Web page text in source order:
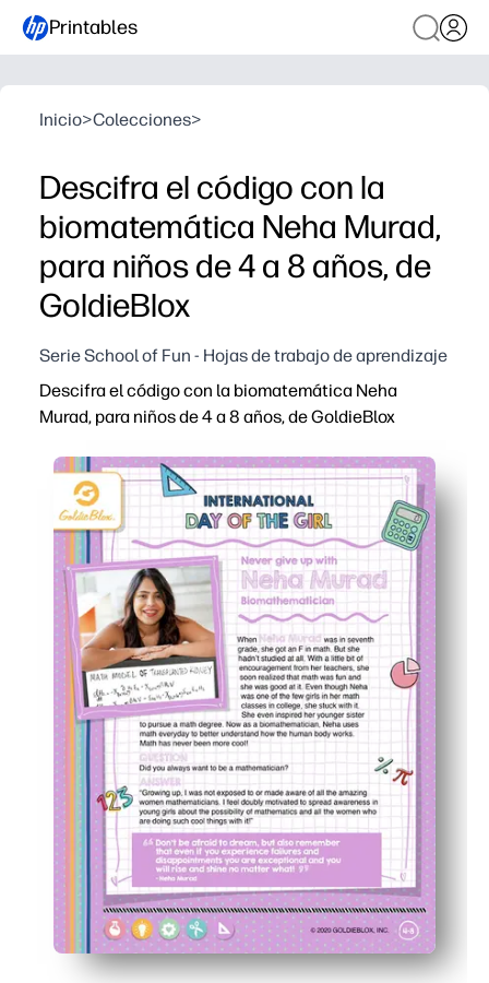
Printables
Inicio>Colecciones>
Descifra el código con la
biomatemática Neha Murad,
para niños de 4 a 8 años, de
GoldieBlox
Serie School of Fun - Hojas de trabajo de aprendizaje
Descifra el código con la biomatemática Neha
Murad, para niños de 4 a 8 años, de GoldieBlox
Obtienes una actividad STEM para imprimir y listo, sin
Los niños practican las habilidades de codificación
Ideal para las aulas o el hogar: úselo en centros,
Genera confianza y curiosidad a medida que los